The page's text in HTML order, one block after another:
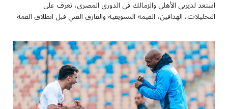
استعد لديربي الأهلي والزمالك في الدوري المصري، تعرف على
التحليلات، الهدافين، القيمة التسويقية والفارق الفني قبل انطلاق القمة